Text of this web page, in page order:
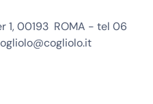
1, 00193 ROMA - tel 06